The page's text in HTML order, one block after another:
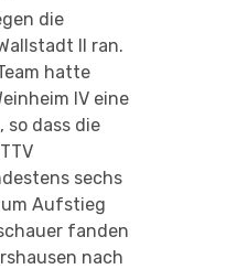
die
II ran.
hatte
IV eine
so dass die
sechs
Aufstieg
fanden
nach